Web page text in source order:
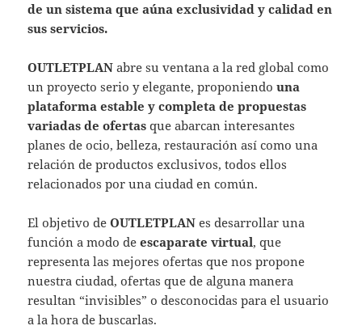
de un sistema que aúna exclusividad y calidad en
sus servicios.
OUTLETPLAN abre su ventana a la red global como
un proyecto serio y elegante, proponiendouna
plataforma estable y completa de propuestas
variadas de ofertas que abarcan interesantes
planes de ocio, belleza, restauración así como una
relación de productos exclusivos, todos ellos
relacionados por una ciudad en común.
El objetivo deOUTLETPLAN es desarrollar una
función a modo deescaparate virtual, que
representa las mejores ofertas que nos propone
nuestra ciudad, ofertas que de alguna manera
resultan “invisibles” o desconocidas para el usuario
a la hora de buscarlas.